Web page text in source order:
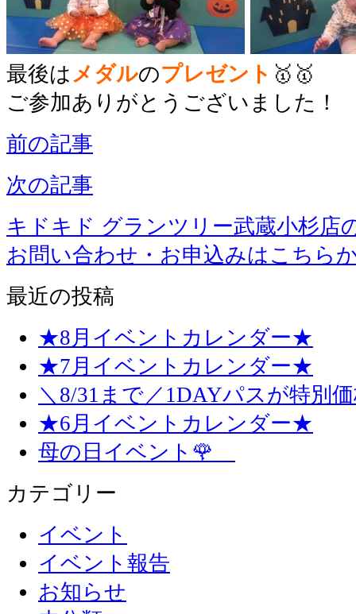
最後は メダルのプレゼント 🥇🥇
ご参加ありがとうございました！
前の記事
次の記事
キドキド グランツリー武蔵小杉店
お問い合わせ・お申込みはこちら
最近の投稿
★8月イベントカレンダー★
★7月イベントカレンダー★
＼8/31まで／1DAYパスが特別
★6月イベントカレンダー★
母の日イベント🌹
カテゴリー
イベント
イベント報告
お知らせ